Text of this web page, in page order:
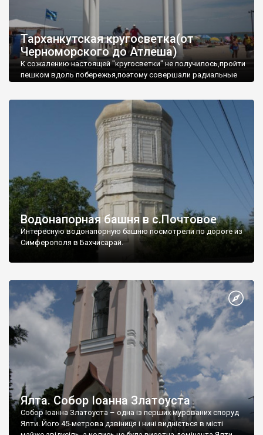
Тарханкутская кругосветка(от
Черноморского до Атлеша)
К сожалению настоящей "кругосветки" не получилось,пройти
пешком вдоль побережья,поэтому совершали радиальные
Водонапорная башня в с.Почтовое
Интересную водонапорную башню посмотрели по дороге из
Симферополя в Бахчисарай.
Ялта. Собор Іоанна Златоуста
Собор Іоанна Златоуста – одна із перших мурованих споруд
Ялти. Його 45-метрова дзвіниця і нині видніється в місті